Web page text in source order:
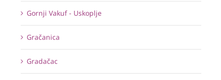
Gornji Vakuf - Uskoplje
Gračanica
Gradačac